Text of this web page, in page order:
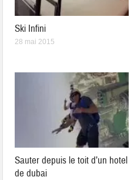
Ski Infini
28 mai 2015
Sauter depuis le toit d’un hotel
de dubai